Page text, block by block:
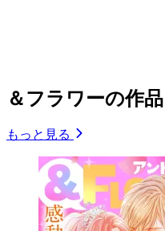
＆フラワーの作品
もっと見る